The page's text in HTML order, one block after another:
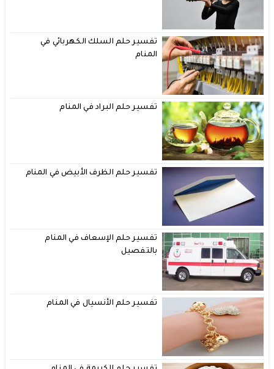
تفسير حلم السلك الكهربائي في
المنام
تفسير حلم البراد في المنام
تفسير حلم الظرف الأبيض في المنام
تفسير حلم الإسعاف في المنام
بالتفصيل
تفسير حلم الأنسيال في المنام